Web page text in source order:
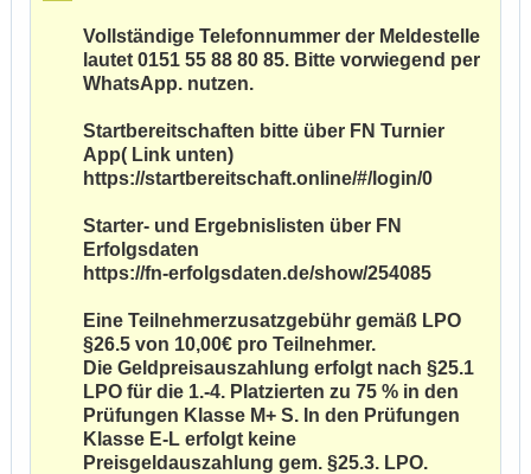
Vollständige Telefonnummer der Meldestelle
lautet 0151 55 88 80 85. Bitte vorwiegend per
WhatsApp. nutzen.
Startbereitschaften bitte über FN Turnier
App( Link unten)
https://startbereitschaft.online/#/login/0
Starter- und Ergebnislisten über FN
Erfolgsdaten
https://fn-erfolgsdaten.de/show/254085
Eine Teilnehmerzusatzgebühr gemäß LPO
§26.5 von 10,00€ pro Teilnehmer.
Die Geldpreisauszahlung erfolgt nach §25.1
LPO für die 1.-4. Platzierten zu 75 % in den
Prüfungen Klasse M+ S. In den Prüfungen
Klasse E-L erfolgt keine
Preisgeldauszahlung gem. §25.3. LPO.